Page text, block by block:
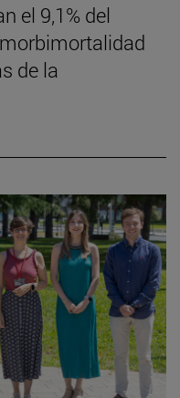
el 9,1% del
de la